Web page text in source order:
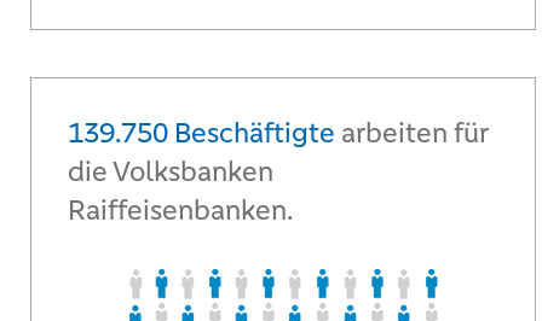
139.750 ​Beschäftigte arbeiten für
die Volksbanken
Raiffeisenbanken.